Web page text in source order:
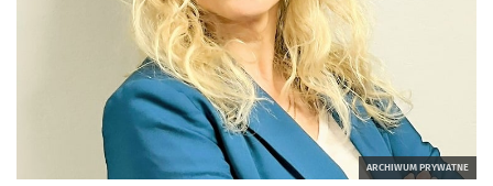
ARCHIWUM PRYWATNE